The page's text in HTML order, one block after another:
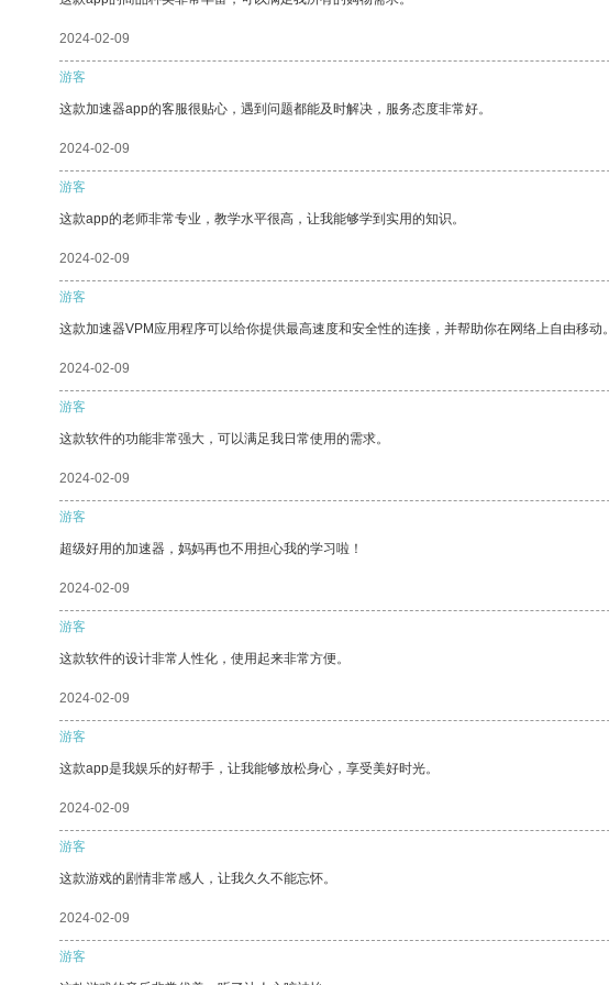
2024-02-09
游客
这款加速器app的客服很贴心，遇到问题都能及时解决，服务态度非常好。
2024-02-09
游客
这款app的老师非常专业，教学水平很高，让我能够学到实用的知识。
2024-02-09
游客
这款加速器VPM应用程序可以给你提供最高速度和安全性的连接，并帮助你在网络上自由移动。
2024-02-09
游客
这款软件的功能非常强大，可以满足我日常使用的需求。
2024-02-09
游客
超级好用的加速器，妈妈再也不用担心我的学习啦！
2024-02-09
游客
这款软件的设计非常人性化，使用起来非常方便。
2024-02-09
游客
这款app是我娱乐的好帮手，让我能够放松身心，享受美好时光。
2024-02-09
游客
这款游戏的剧情非常感人，让我久久不能忘怀。
2024-02-09
游客